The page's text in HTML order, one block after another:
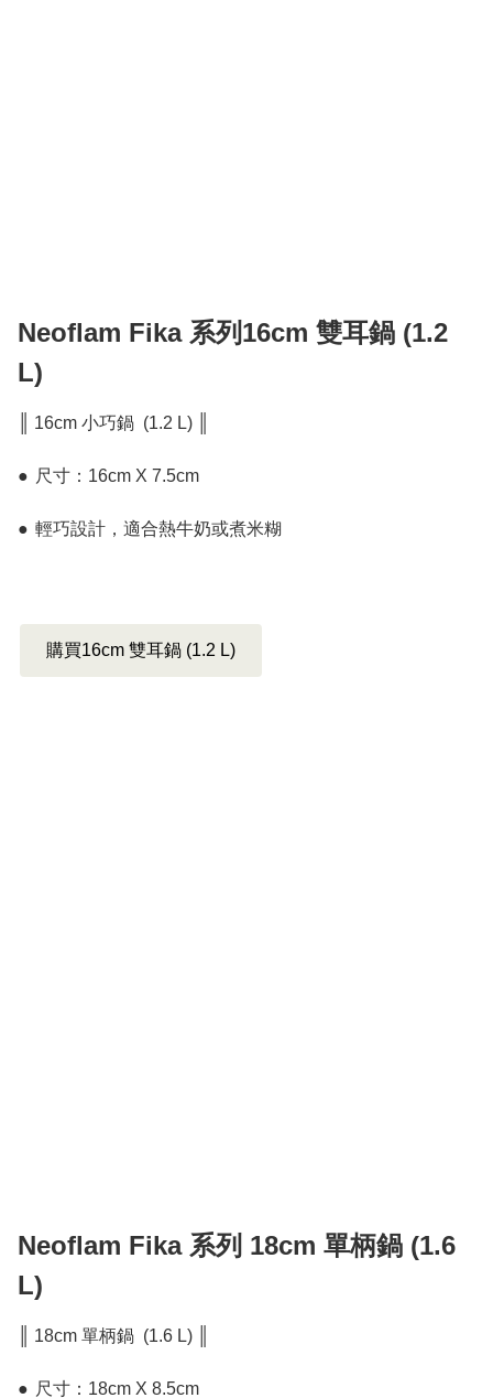
Neoflam Fika 系列16cm 雙耳鍋 (1.2
L)
║ 16cm 小巧鍋  (1.2 L) ║
●	尺寸：16cm X 7.5cm
●	輕巧設計，適合熱牛奶或煮米糊
購買16cm 雙耳鍋 (1.2 L)
Neoflam Fika 系列 18cm 單柄鍋 (1.6
L)
║ 18cm 單柄鍋  (1.6 L) ║
●	尺寸：18cm X 8.5cm